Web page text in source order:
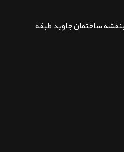
ساختمان جاوید طبقه